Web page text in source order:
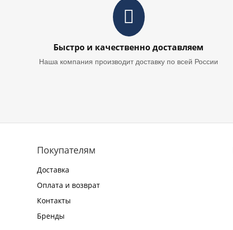
Быстро и качественно доставляем
Наша компания производит доставку по всей России
Покупателям
Доставка
Оплата и возврат
Контакты
Бренды